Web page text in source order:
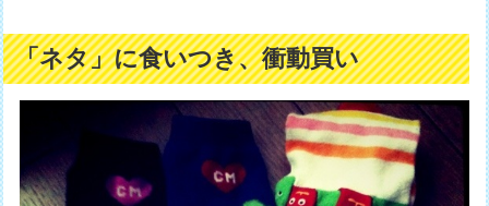
「ネタ」に食いつき、衝動買い